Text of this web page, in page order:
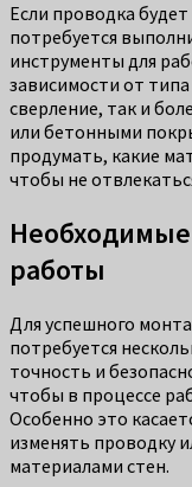
Если проводка
потребуется
инструменты для
зависимости от
сверление, так и
или бетонными
продумать, какие
чтобы не
работы
Для успешного
потребуется
точность и
чтобы в процессе
Особенно это
изменять проводку
материалами стен.